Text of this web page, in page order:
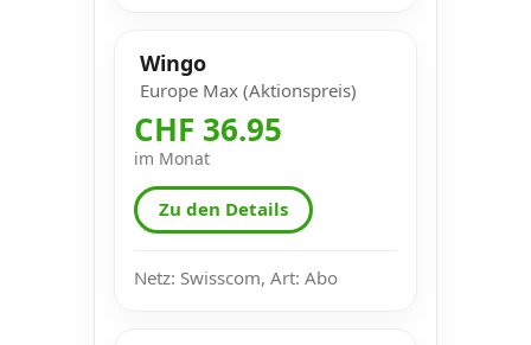
Wingo
Europe Max (Aktionspreis)
CHF 36.95
im Monat
Zu den Details
Netz: Swisscom, Art: Abo